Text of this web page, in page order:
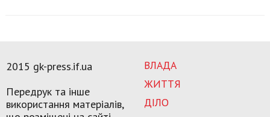
ВЛАДА
ЖИТТЯ
ДІЛО
2015 gk-press.if.ua
Передрук та інше
використання матеріалів,